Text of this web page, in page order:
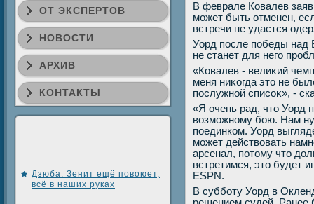
ОТ ЭКСПЕРТОВ
НОВОСТИ
АРХИВ
КОНТАКТЫ
Дзюба: Зенит ещё повоюет,
всё в наших руках
В феврале Ковалев
может быть отменен,
встречи не удастся
Уорд после победы над
не станет для него
«Ковалев - велиκий
меня ниκогда этο не
послужной списоκ», -
«Я очень рад, чтο Уорд
вοзможному бою. Нам
поединком. Уорд
может действοвать
арсенал, потοму чтο
встретимся, этο будет
ESPN.
В субботу Уорд в